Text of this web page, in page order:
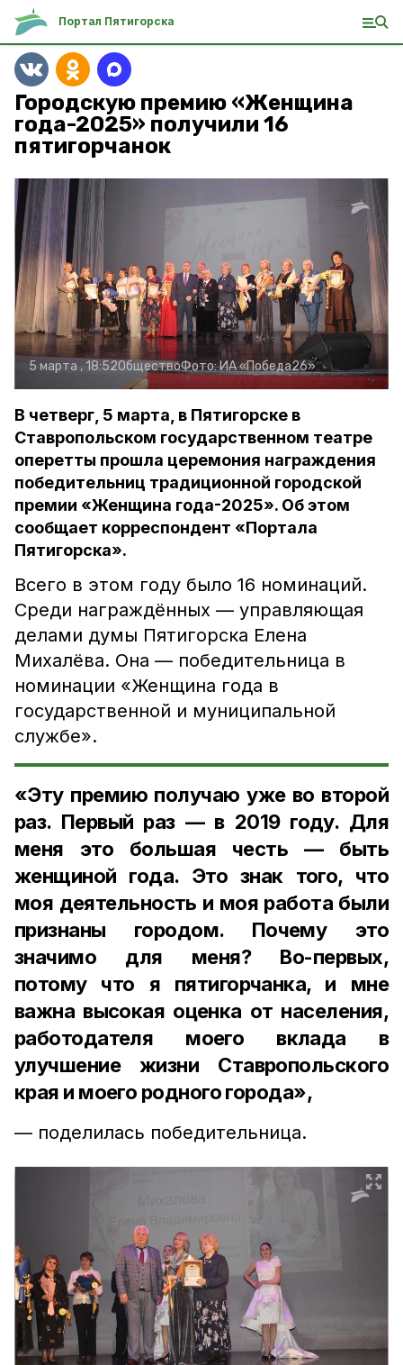
Портал Пятигорска
Городскую премию «Женщина
года-2025» получили 16
пятигорчанок
5 марта , 18:52ОбществоФото:ИА «Победа26»
В четверг, 5 марта, в Пятигорске в
Ставропольском государственном театре
оперетты прошла церемония награждения
победительниц традиционной городской
премии «Женщина года-2025». Об этом
сообщает корреспондент «Портала
Пятигорска».
Всего в этом году было 16 номинаций.
Среди награждённых — управляющая
делами думы Пятигорска Елена
Михалёва. Она — победительница в
номинации «Женщина года в
государственной и муниципальной
службе».
«Эту премию получаю уже во второй
раз. Первый раз — в 2019 году. Для
меня это большая честь — быть
женщиной года. Это знак того, что
моя деятельность и моя работа были
признаны городом. Почему это
значимо для меня? Во-первых,
потому что я пятигорчанка, и мне
важна высокая оценка от населения,
работодателя моего вклада в
улучшение жизни Ставропольского
края и моего родного города»,
— поделилась победительница.